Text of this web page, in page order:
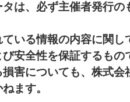
は、必ず主催者発行の
いる情報の内容に関し
安全性を保証するも
害についても、株式会
ます。